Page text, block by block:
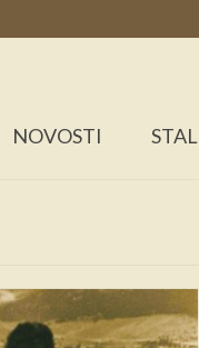
NOVOSTI